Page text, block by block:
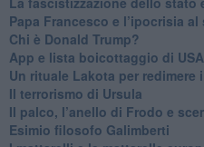
Papa Francesco e l’ipocrisia
​Chi è Donald Trump?
App e lista boicottaggio di
​Un rituale Lakota per redimere
Il terrorismo di Ursula
​Il palco, l’anello di Frodo e
Esimio filosofo Galimberti